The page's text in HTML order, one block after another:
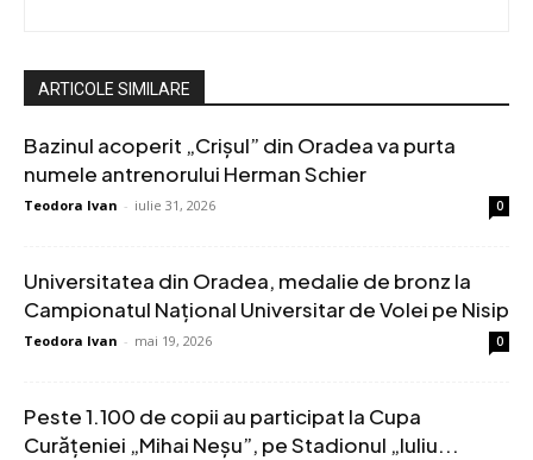
ARTICOLE SIMILARE
Bazinul acoperit „Crișul” din Oradea va purta
numele antrenorului Herman Schier
Teodora Ivan - iulie 31, 2026 0
Universitatea din Oradea, medalie de bronz la
Campionatul Național Universitar de Volei pe Nisip
Teodora Ivan - mai 19, 2026 0
Peste 1.100 de copii au participat la Cupa
Curățeniei „Mihai Neșu”, pe Stadionul „Iuliu...